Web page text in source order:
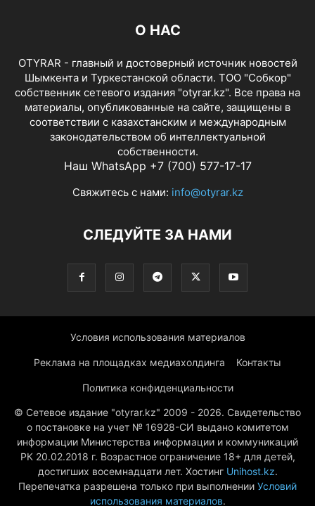
О НАС
OTYRAR - главный и достоверный источник новостей
Шымкента и Туркестанской области. ТОО "Собкор"
собственник сетевого издания "otyrar.kz". Все права на
материалы, опубликованные на сайте, защищены в
соответствии с казахстанским и международным
законодательством об интеллектуальной
собственности.
Наш WhatsApp +7 (700) 577-17-17
Свяжитесь с нами: info@otyrar.kz
СЛЕДУЙТЕ ЗА НАМИ
Условия использования материалов
Реклама на площадках медиахолдинга Контакты
Политика конфиденциальности
© Сетевое издание "otyrar.kz" 2009 - 2026. Свидетельство
о постановке на учет № 16928-СИ выдано комитетом
информации Министерства информации и коммуникаций
РК 20.02.2018 г. Возрастное ограничение 18+ для детей,
достигших восемнадцати лет. Хостинг Unihost.kz.
Перепечатка разрешена только при выполнении Условий
использования материалов.